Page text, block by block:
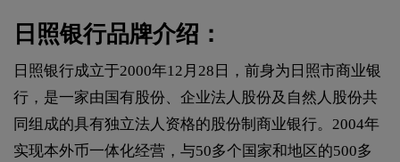
日照银行品牌介绍：
日照银行成立于2000年12月28日，前身为日照市商业银
行，是一家由国有股份、企业法人股份及自然人股份共
同组成的具有独立法人资格的股份制商业银行。2004年
实现本外币一体化经营，与50多个国家和地区的500多